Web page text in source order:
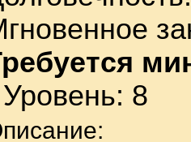
Уровень: 8